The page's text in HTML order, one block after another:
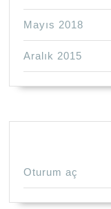
Mayıs 2018
Aralık 2015
Oturum aç